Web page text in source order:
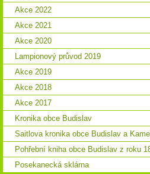
Akce 2022
Akce 2021
Akce 2020
Lampionový průvod 2019
Akce 2019
Akce 2018
Akce 2017
Kronika obce Budislav
Saitlova kronika obce Budislav a
Pohřební kniha obce Budislav z roku
Posekanecká sklárna